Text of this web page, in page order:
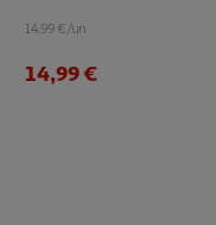
14.99 €/un
14,99 €